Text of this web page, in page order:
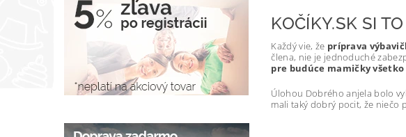
KOČÍKY.SK SI
Každý vie, že príprava
člena, nie je jednoduché
pre budúce mamičky
Úlohou Dobrého anjela bolo
mali taký dobrý pocit, že niečo